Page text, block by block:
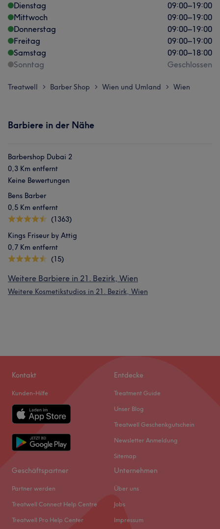
Dienstag
09:00–19:00
Mittwoch
09:00–19:00
Donnerstag
09:00–19:00
Freitag
09:00–19:00
Samstag
09:00–18:00
Sonntag
Geschlossen
Treatwell > Barber Shop > Wien und Umland > Wien
Barbiere in der Nähe
Barbershop Dubai 2
0,3 Km entfernt
Keine Bewertungen
Bens Barber
0,5 Km entfernt
(1363)
Kings Friseur by Attig
0,7 Km entfernt
(15)
Weitere Barbiere in 21. Bezirk, Wien
Weitere Kosmetikstudios in 21. Bezirk, Wien
Kontakt
Kunden-Hilfe
Entdecke
Treatment Guide
Unser Blog
Treatwell Geschenkgutschein
Newsletter Anmeldung
Sitemap
Geschäftspartner
Partner werden
Treatwell Connect Help Centre
Treatwell Pro Help Center
Unternehmen
Über uns
Jobs
Impressum